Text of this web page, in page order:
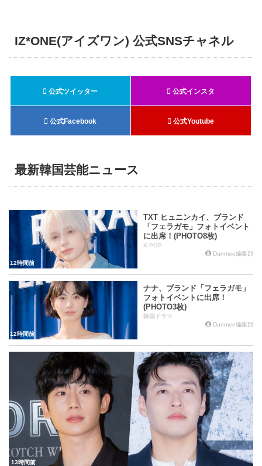
IZ*ONE(アイズワン) 公式SNSチャネル
公式ツイッター 公式インスタ
公式Facebook 公式Youtube
最新韓国芸能ニュース
12時間前
TXT ヒュニンカイ、ブランド
「フェラガモ」フォトイベント
に出席！(PHOTO8枚)
K-POP
Danmee編集部
12時間前
ナナ、ブランド「フェラガモ」
フォトイベントに出席！
(PHOTO3枚)
韓国ドラマ
Danmee編集部
13時間前